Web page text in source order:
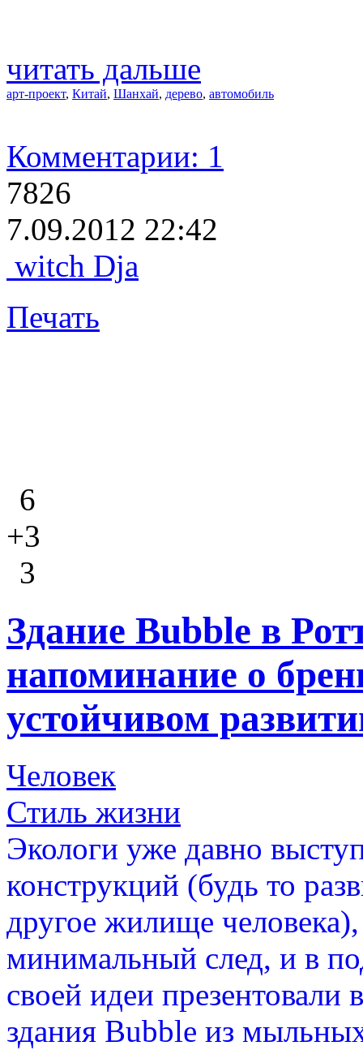
читать дальше
арт-проект, Китай, Шанхай, дерево, автомобиль
Комментарии: 1
7826
7.09.2012 22:42
witch Dja
Печать
6
+3
3
Здание Bubble в
напоминание о
устойчивом
Человек
Стиль жизни
Экологи уже давно
конструкций (будь то
другое жилище
минимальный след, и в
своей идеи презентовали
здания Bubble из